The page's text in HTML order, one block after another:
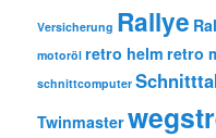
Versicherung Rallye
motoröl retro helm retro
schnittcomputer
Twinmaster